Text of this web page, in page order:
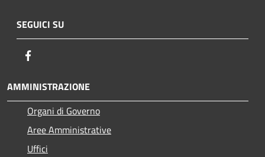
SEGUICI SU
AMMINISTRAZIONE
Organi di Governo
Aree Amministrative
Uffici